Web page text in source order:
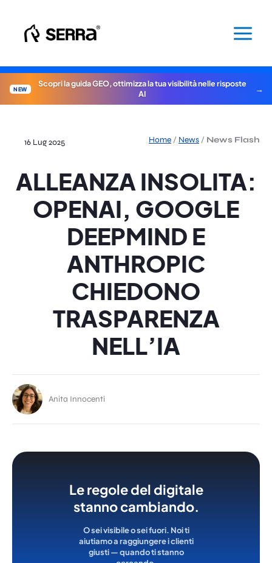
contenuto
NEW
Scopri la guida GEO, ottimizza la tua visibilità nelle risposte
AI
Home / News / News Flash
16 Lug 2025
ALLEANZA INSOLITA:
OPENAI, GOOGLE
DEEPMIND E
ANTHROPIC
CHIEDONO
TRASPARENZA
NELL’IA
Anita Innocenti
Le regole del digitale
stanno cambiando.
O sei visibile o sei fuori. Noi ti
aiutiamo a raggiungere i clienti
giusti — quando ti stanno